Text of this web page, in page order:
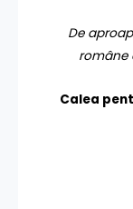
De
române
Calea